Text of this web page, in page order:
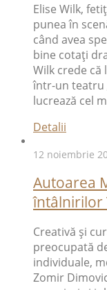
Elise Wilk,
punea în
când avea
bine cotați
Wilk crede că
într-un teatru
lucrează cel
Detalii
12 noiembrie
Autoarea
întâlnirilor
Creativă şi
preocupată
individuale,
Zomir